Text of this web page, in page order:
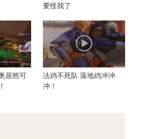
要怪我了
居然可
法鸡不死队 落地鸡冲冲
冲！